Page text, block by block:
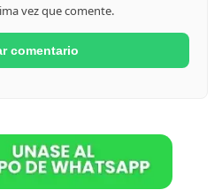
vez que comente.